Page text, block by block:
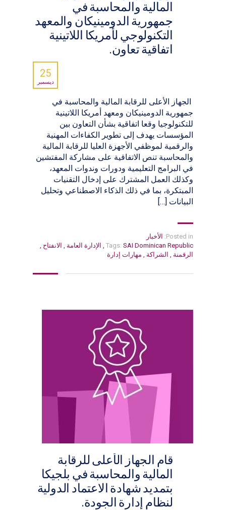
المالية والمحاسبة في
جمهورية الدومينيكان والمعهد
التكنولوجي لأمريكا اللاتينية
اتفاقية تعاون.
25
ديسمبر
الجهاز الأعلى للرقابة المالية والمحاسبة في
جمهورية الدومينيكان ومعهد أمريكا اللاتينية
للتكنولوجيا وقعا اتفاقية بشأن التعاون بين
المؤسسات يهدف إلى تطوير الكفاءات المهنية
والرقمية لموظفي الأجهزة العليا للرقابة المالية
والمحاسبة تنص الاتفاقية على مشاركة المفتشين
في البرامج التعليمية ودورات وندوات المعهد،
وكذلك العمل المشترك على إدخال التقنيات
المبتكرة، بما في ذلك الذكاء الاصطناعي وتحليل
البيانات […]
Posted in: الأخبار
Tags: SAI Dominican Republic
, الإدارة العامة , الانفتاح ,
الرقمنة , الشراكة , مهارات إدارة
قام الجهاز الأعلى للرقابة
المالية والمحاسبة في بلجيكا
بتمديد شهادة الاعتماد الدولية
لنظام إدارة الجودة.